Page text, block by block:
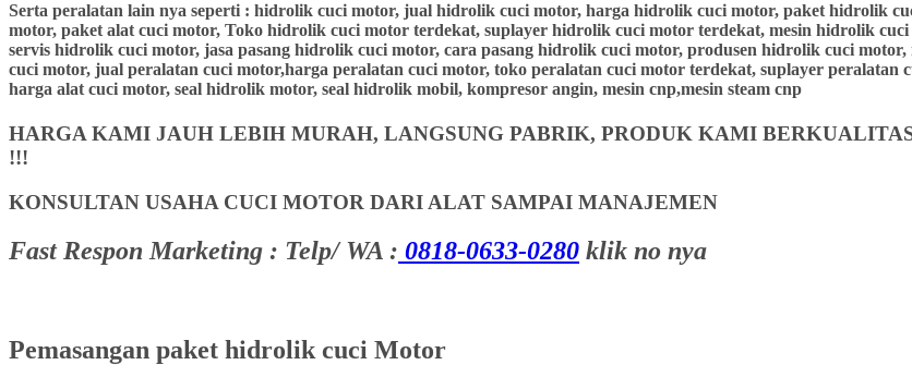
Serta peralatan lain nya seperti : hidrolik cuci motor, jual hidrolik cuci motor, harga hidrolik cuci motor, paket hidrolik
motor, paket alat cuci motor, Toko hidrolik cuci motor terdekat, suplayer hidrolik cuci motor terdekat, mesin hidrolik
servis hidrolik cuci motor, jasa pasang hidrolik cuci motor, cara pasang hidrolik cuci motor, produsen hidrolik cuci
cuci motor, jual peralatan cuci motor,harga peralatan cuci motor, toko peralatan cuci motor terdekat, suplayer
harga alat cuci motor, seal hidrolik motor, seal hidrolik mobil, kompresor angin, mesin cnp,mesin steam cnp
HARGA KAMI JAUH LEBIH MURAH, LANGSUNG PABRIK, PRODUK KAMI
!!!
KONSULTAN USAHA CUCI MOTOR DARI ALAT SAMPAI MANAJEMEN
Fast Respon Marketing : Telp/ WA : 0818-0633-0280 klik no nya
Pemasangan paket hidrolik cuci Motor